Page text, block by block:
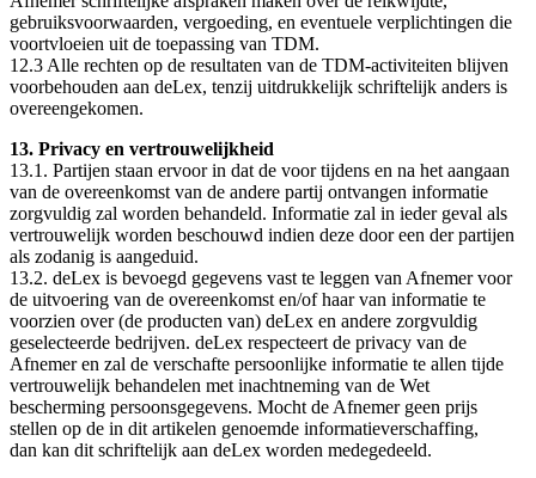
gebruiksvoorwaarden, vergoeding, en eventuele verplichtingen die
voortvloeien uit de toepassing van TDM.
12.3 Alle rechten op de resultaten van de TDM-activiteiten blijven
voorbehouden aan deLex, tenzij uitdrukkelijk schriftelijk anders is
overeengekomen.
13. Privacy en vertrouwelijkheid
13.1. Partijen staan ervoor in dat de voor tijdens en na het aangaan
van de overeenkomst van de andere partij ontvangen informatie
zorgvuldig zal worden behandeld. Informatie zal in ieder geval als
vertrouwelijk worden beschouwd indien deze door een der partijen
als zodanig is aangeduid.
13.2. deLex is bevoegd gegevens vast te leggen van Afnemer voor
de uitvoering van de overeenkomst en/of haar van informatie te
voorzien over (de producten van) deLex en andere zorgvuldig
geselecteerde bedrijven. deLex respecteert de privacy van de
Afnemer en zal de verschafte persoonlijke informatie te allen tijde
vertrouwelijk behandelen met inachtneming van de Wet
bescherming persoonsgegevens. Mocht de Afnemer geen prijs
stellen op de in dit artikelen genoemde informatieverschaffing,
dan kan dit schriftelijk aan deLex worden medegedeeld.